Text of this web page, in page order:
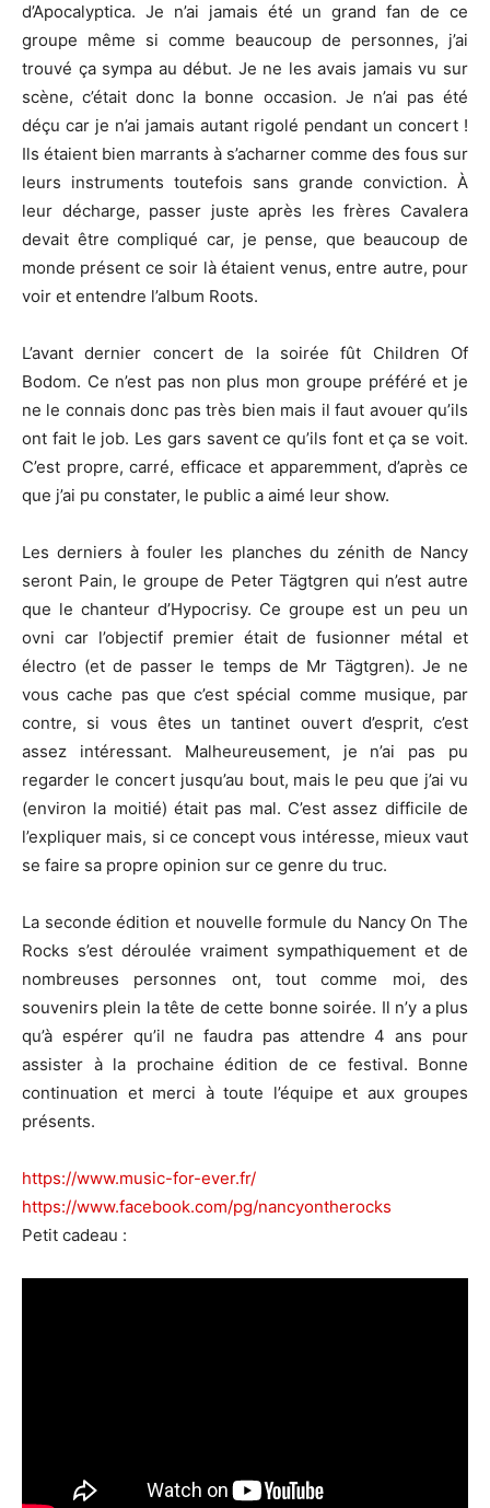
d’Apocalyptica. Je n’ai jamais été un grand fan de ce
groupe même si comme beaucoup de personnes, j’ai
trouvé ça sympa au début. Je ne les avais jamais vu sur
scène, c’était donc la bonne occasion. Je n’ai pas été
déçu car je n’ai jamais autant rigolé pendant un concert !
Ils étaient bien marrants à s’acharner comme des fous sur
leurs instruments toutefois sans grande conviction. À
leur décharge, passer juste après les frères Cavalera
devait être compliqué car, je pense, que beaucoup de
monde présent ce soir là étaient venus, entre autre, pour
voir et entendre l’album Roots.
L’avant dernier concert de la soirée fût Children Of
Bodom. Ce n’est pas non plus mon groupe préféré et je
ne le connais donc pas très bien mais il faut avouer qu’ils
ont fait le job. Les gars savent ce qu’ils font et ça se voit.
C’est propre, carré, efficace et apparemment, d’après ce
que j’ai pu constater, le public a aimé leur show.
Les derniers à fouler les planches du zénith de Nancy
seront Pain, le groupe de Peter Tägtgren qui n’est autre
que le chanteur d’Hypocrisy. Ce groupe est un peu un
ovni car l’objectif premier était de fusionner métal et
électro (et de passer le temps de Mr Tägtgren). Je ne
vous cache pas que c’est spécial comme musique, par
contre, si vous êtes un tantinet ouvert d’esprit, c’est
assez intéressant. Malheureusement, je n’ai pas pu
regarder le concert jusqu’au bout, mais le peu que j’ai vu
(environ la moitié) était pas mal. C’est assez difficile de
l’expliquer mais, si ce concept vous intéresse, mieux vaut
se faire sa propre opinion sur ce genre du truc.
La seconde édition et nouvelle formule du Nancy On The
Rocks s’est déroulée vraiment sympathiquement et de
nombreuses personnes ont, tout comme moi, des
souvenirs plein la tête de cette bonne soirée. Il n’y a plus
qu’à espérer qu’il ne faudra pas attendre 4 ans pour
assister à la prochaine édition de ce festival. Bonne
continuation et merci à toute l’équipe et aux groupes
présents.
https://www.music-for-ever.fr/
https://www.facebook.com/pg/nancyontherocks
Petit cadeau :